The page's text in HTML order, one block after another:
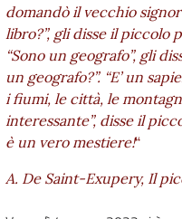
domandò il vecchio
libro?”, gli disse il piccolo
“Sono un geografo”, gli
un geografo?”. “E’ un
i fiumi, le città, le
interessante”, disse il
è un vero mestiere!“
A. De Saint-Exupery, Il